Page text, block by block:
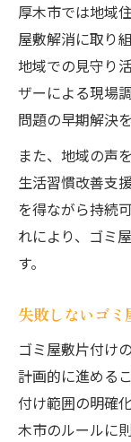
厚木市では地域
屋敷解消に取り
地域での見守り
ザーによる現場
問題の早期解決
また、地域の声
生活習慣改善支
を得ながら持続
れにより、ゴミ
す。
失敗しないゴミ
ゴミ屋敷片付け
計画的に進める
付け範囲の明確
木市のルールに